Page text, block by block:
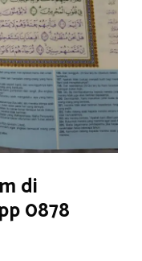
di
0878